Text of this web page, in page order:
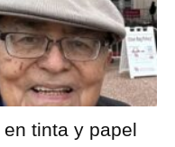
tinta y papel